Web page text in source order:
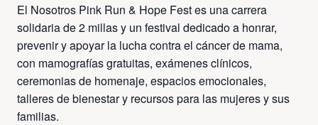
El Nosotros Pink Run & Hope Fest es una carrera
solidaria de 2 millas y un festival dedicado a honrar,
prevenir y apoyar la lucha contra el cáncer de mama,
con mamografías gratuitas, exámenes clínicos,
ceremonias de homenaje, espacios emocionales,
talleres de bienestar y recursos para las mujeres y sus
familias.